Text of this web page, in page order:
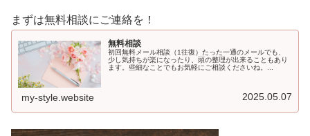
まずは無料相談にご連絡を！
無料相談
初回無料メール相談（1往復）たった一通のメールでも、
少し気持ちが楽になったり、頭の整理が出来ることもあり
ます。些細なことでもお気軽にご相談くださいね。...
my-style.website 2025.05.07